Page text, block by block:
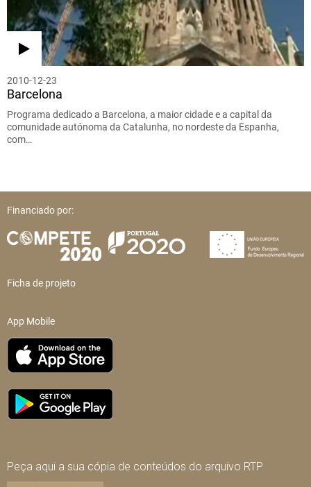
2010-12-23
Barcelona
Programa dedicado a Barcelona, a maior cidade e a capital da
comunidade autónoma da Catalunha, no nordeste da Espanha,
com…
Financiado por:
Ficha de projeto
App Mobile
Peça aqui a sua cópia de conteúdos do arquivo RTP